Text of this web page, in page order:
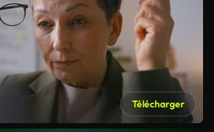
Télécharger